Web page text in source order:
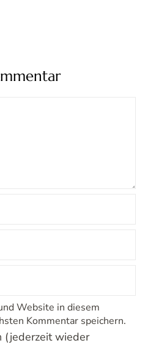
Website in diesem
Kommentar speichern.
(jederzeit wieder